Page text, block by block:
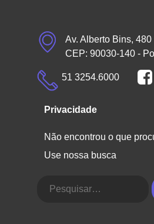
Av. Alberto Bins, 480
CEP: 90030-140 -
51 3254.6000
Privacidade
Não encontrou o que
Use nossa busca